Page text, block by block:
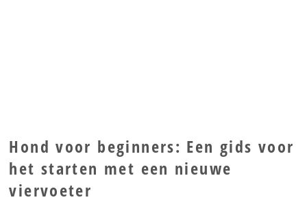
Hond voor beginners: Een gids voor
het starten met een nieuwe
viervoeter